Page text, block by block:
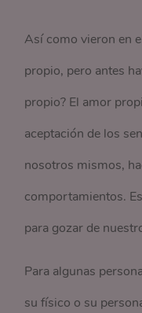
Así como vieron en
propio, pero antes
propio? El amor
aceptación de los
nosotros mismos,
comportamientos.
para gozar de
Para algunas
su físico o su